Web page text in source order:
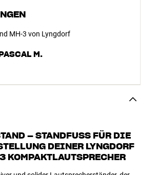
MH-3 von Lyngdorf
M.
– STANDFUSS FÜR DIE O
DEINER LYNGDORF M